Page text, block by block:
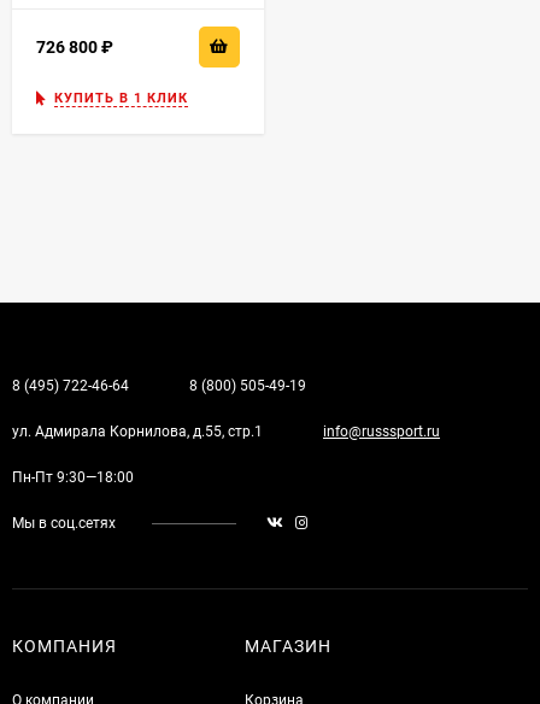
726 800
КУПИТЬ В 1 КЛИК
8 (495) 722-46-64 8 (800) 505-49-19
ул. Адмирала Корнилова, д.55, стр.1 info@russsport.ru
Пн-Пт 9:30—18:00
Мы в соц.сетях
КОМПАНИЯ
О компании
МАГАЗИН
Корзина